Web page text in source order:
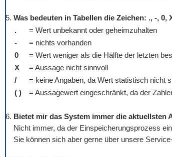
Was bedeuten in Tabellen die Zeichen: ., -, 0,
.
= Wert unbekannt oder geheimzuhalten
-
= nichts vorhanden
0
= Wert weniger als die Hälfte der letzten
X
= Aussage nicht sinnvoll
/
= keine Angaben, da Wert statistisch nicht
( )
= Aussagewert eingeschränkt, da der
Bietet mir das System immer die aktuellsten
Nicht immer, da der Einspeicherungsprozess
Sie können sich aber gerne über unsere